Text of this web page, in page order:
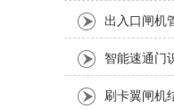
案
出入口闸
健身房管理
智能速通门
刷卡翼闸机